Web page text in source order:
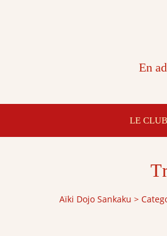
En
LE CLUB
Aïki Dojo Sankaku >